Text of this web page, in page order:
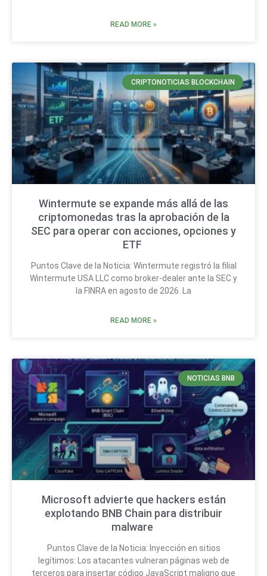
READ MORE »
CRIPTONOTICIAS BLOCKCHAIN
Wintermute se expande más allá de las
criptomonedas tras la aprobación de la
SEC para operar con acciones, opciones y
ETF
Puntos Clave de la Noticia: Wintermute registró la filial
Wintermute USA LLC como broker-dealer ante la SEC y
la FINRA en agosto de 2026. La
READ MORE »
NOTICIAS BNB
Microsoft advierte que hackers están
explotando BNB Chain para distribuir
malware
Puntos Clave de la Noticia: Inyección en sitios
legítimos: Los atacantes vulneran páginas web de
terceros para insertar código JavaScript maligno que